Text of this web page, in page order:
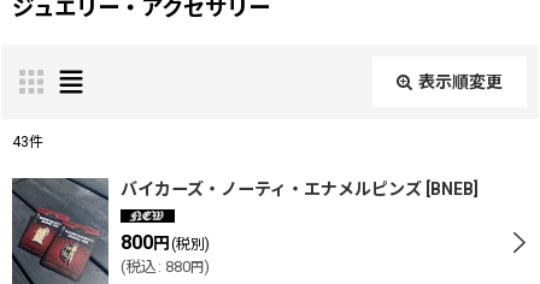
ジュエリー・アクセサリー
表示順変更
表示数:
並び順:
43件
バイカーズ・ノーティ・エナメルピンズ BNEB
800円 (税別)
(税込 : 880円)